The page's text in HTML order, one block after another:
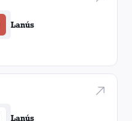
Lanús
Lanús